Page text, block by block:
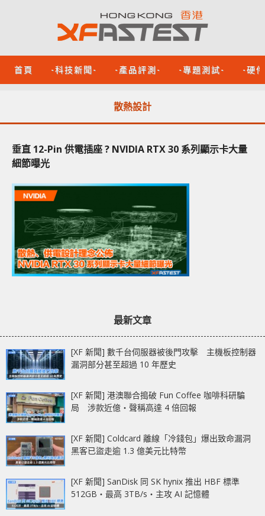
首頁 -科技新聞- -產品評測- -專題測試- -硬
散熱設計
垂直 12-Pin 供電插座 ? NVIDIA RTX 30 系列顯示卡大量
細節曝光
最新文章
[XF 新聞] 數千台伺服器被後門攻擊 主機板控制器
漏洞部分甚至超過 10 年歷史
[XF 新聞] 港澳聯合搗破 Fun Coffee 咖啡科研騙
局 涉款近億‧聲稱高達 4 倍回報
[XF 新聞] Coldcard 離線「冷錢包」爆出致命漏洞
黑客已盜走逾 1.3 億美元比特幣
[XF 新聞] SanDisk 同 SK hynix 推出 HBF 標準
512GB‧最高 3TB/s‧主攻 AI 記憶體